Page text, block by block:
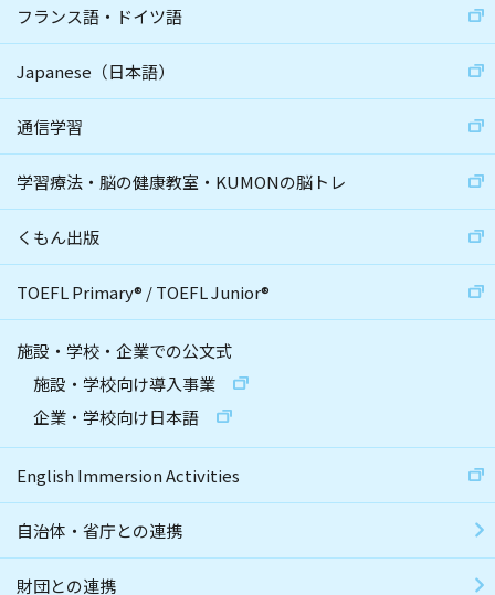
フランス語・ドイツ語
Japanese（日本語）
通信学習
学習療法・脳の健康教室・KUMONの脳トレ
くもん出版
TOEFL Primary® /TOEFL Junior®
施設・学校・企業での公文式
施設・学校向け導入事業
企業・学校向け日本語
English Immersion Activities
自治体・省庁との連携
財団との連携